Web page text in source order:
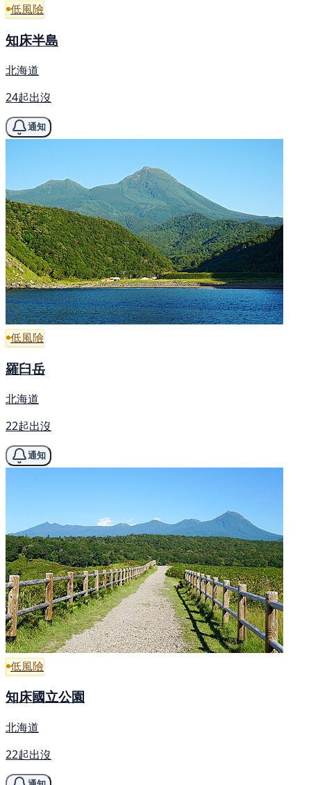
低風險
知床半島
北海道
24起出沒
通知
低風險
羅臼岳
北海道
22起出沒
通知
低風險
知床國立公園
北海道
22起出沒